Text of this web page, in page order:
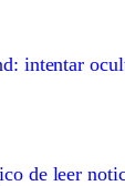
intentar
de leer